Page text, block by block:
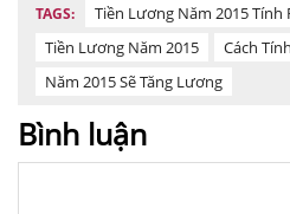
TAGS:
Tiền Lương Năm 2015 Tính
Tiền Lương Năm 2015
Cách
Năm 2015 Sẽ Tăng Lương
Bình luận